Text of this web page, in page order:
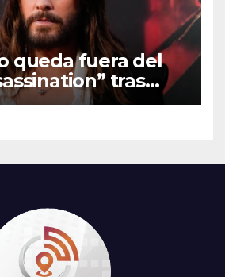
queda fuera del
tras
de